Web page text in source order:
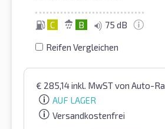
C B 75 dB
Reifen Vergleichen
€ 285,14inkl. MwSTvon Auto-
AUF LAGER
Versandkostenfrei